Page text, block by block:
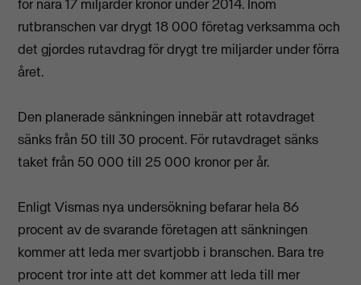
för nära 17 miljarder kronor under 2014. Inom
rutbranschen var drygt 18 000 företag verksamma och
det gjordes rutavdrag för drygt tre miljarder under förra
året.
Den planerade sänkningen innebär att rotavdraget
sänks från 50 till 30 procent. För rutavdraget sänks
taket från 50 000 till 25 000 kronor per år.
Enligt Vismas nya undersökning befarar hela 86
procent av de svarande företagen att sänkningen
kommer att leda mer svartjobb i branschen. Bara tre
procent tror inte att det kommer att leda till mer